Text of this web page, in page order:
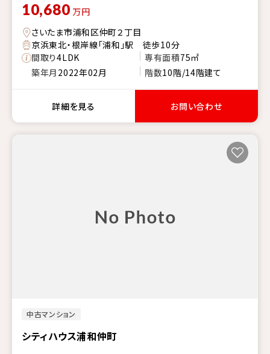
10,680 万円
さいたま市浦和区仲町２丁目
京浜東北・根岸線「浦和」駅 徒歩10分
間取り4LDK 専有面積75㎡
築年月 2022年02月 階数10階/14階建て
詳細を見る お問い合わせ
中古マンション
シティハウス浦和仲町